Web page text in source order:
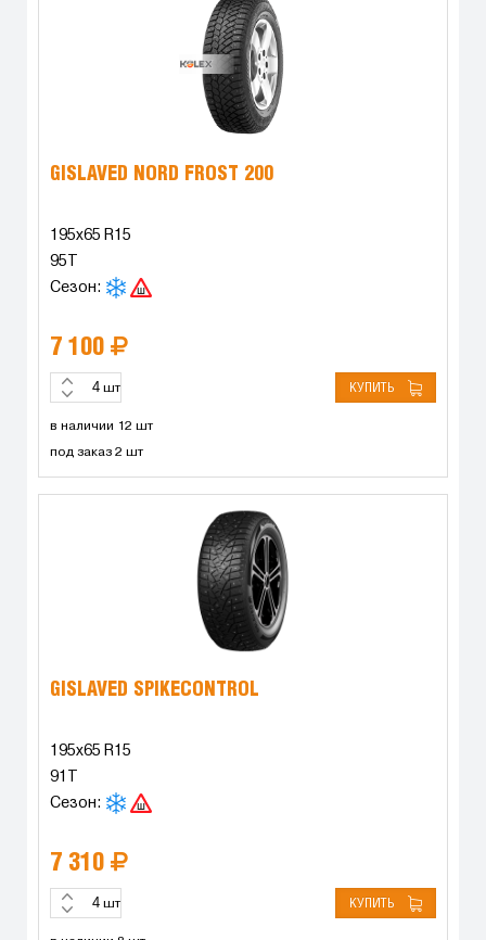
GISLAVED NORD FROST 200
195x65 R15
95T
Сезон:
7 100
шт КУПИТЬ
в наличии 12 шт
под заказ 2 шт
GISLAVED SPIKECONTROL
195x65 R15
91T
Сезон:
7 310
шт КУПИТЬ